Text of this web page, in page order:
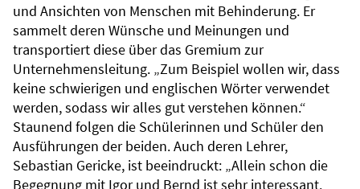
und Ansichten von Menschen mit Behinderung. Er
sammelt deren Wünsche und Meinungen und
transportiert diese über das Gremium zur
Unternehmensleitung. „Zum Beispiel wollen wir, dass
keine schwierigen und englischen Wörter verwendet
werden, sodass wir alles gut verstehen können.“
Staunend folgen die Schülerinnen und Schüler den
Ausführungen der beiden. Auch deren Lehrer,
Sebastian Gericke, ist beeindruckt: „Allein schon die
Begegnung mit Igor und Bernd ist sehr interessant.